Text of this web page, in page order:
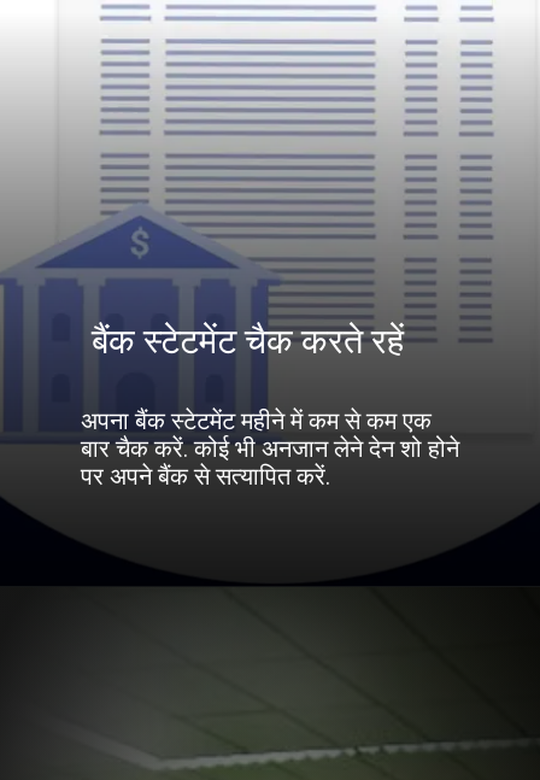
बैंक स्टेटमेंट चैक करते रहें
अपना बैंक स्टेटमेंट महीने में कम से कम एक
बार चैक करें. कोई भी अनजान लेने देन शो होने
पर अपने बैंक से सत्यापित करें.